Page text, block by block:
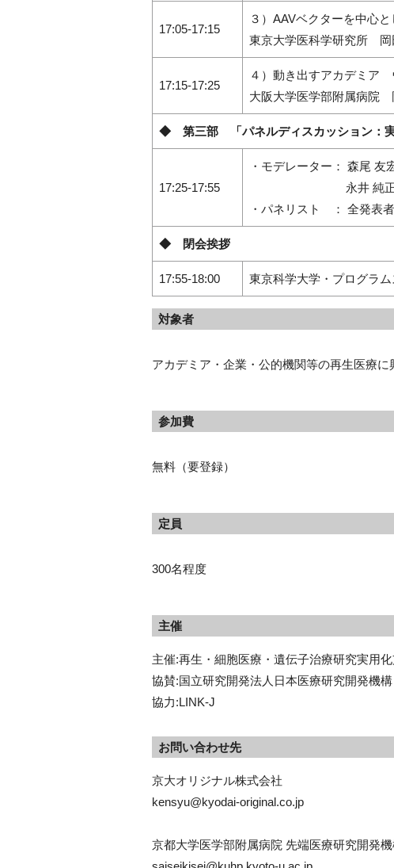
17:05‐17:15
３）AAVベクターを中心
東京大学医科学研究所 岡
17:15‐17:25
４）動き出すアカデミア
大阪大学医学部附属病院
◆ 第三部 「パネルディスカッション：実
17:25‐17:55
・モデレーター： 森尾 友
永井 純正（京都
・パネリスト ： 全発表者
◆ 閉会挨拶
17:55‐18:00 東京科学大学・プログラ
対象者
アカデミア・企業・公的機関等の再生医療
参加費
無料（要登録）
定員
300名程度
主催
主催:再生・細胞医療・遺伝子治療研究実用
協賛:国立研究開発法人日本医療研究開発機構
協力:LINK-J
お問い合わせ先
京大オリジナル株式会社
kensyu@kyodai-original.co.jp
京都大学医学部附属病院 先端医療研究開発